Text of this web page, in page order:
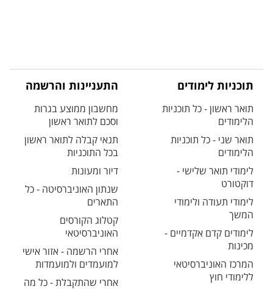
תוכניות לימודים
תואר ראשון - כל תוכניות
הלימודים
תואר שני - כל תוכניות
הלימודים
לימודי תואר שלישי -
דוקטורט
לימודי תעודה ולימודי
המשך
לימודים קדם אקדמיים -
מכינות
המרכז האוניברסיטאי
ללימודי חוץ
התעניינות והרשמה
מחשבון ממוצע בגרות
וסכם לתואר ראשון
תנאי קבלה לתואר ראשון
בכל התוכניות
דיור ומעונות
שנתון האוניברסיטה - כל
התארים
קטלוג הקורסים
האוניברסיטאי
אחרי הרשמה - אזור אישי
למועמדים ולמועמדות
אחרי שהתקבלת - כל מה